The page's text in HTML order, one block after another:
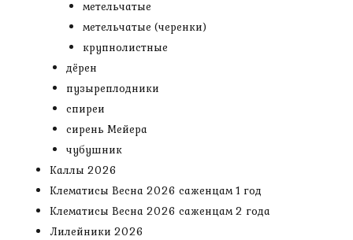
метельчатые
метельчатые (черенки)
крупнолистные
дёрен
пузыреплодники
спиреи
сирень Мейера
чубушник
Каллы 2026
Клематисы Весна 2026 саженцам 1 год
Клематисы Весна 2026 саженцам 2 года
Лилейники 2026